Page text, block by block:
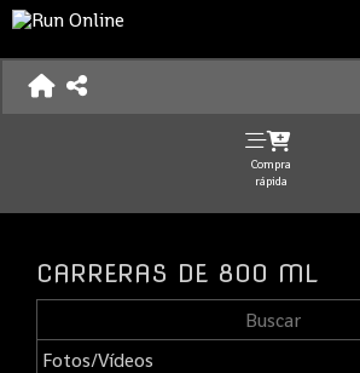
Compra
rápida
CARRERAS DE 800 ML